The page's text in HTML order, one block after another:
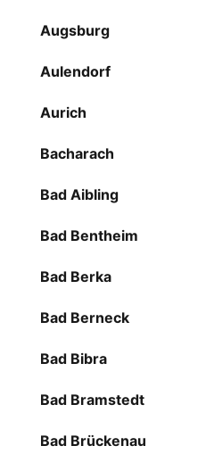
Augsburg
Aulendorf
Aurich
Bacharach
Bad Aibling
Bad Bentheim
Bad Berka
Bad Berneck
Bad Bibra
Bad Bramstedt
Bad Brückenau